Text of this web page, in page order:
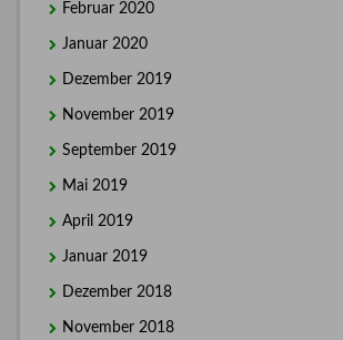
Februar 2020
Januar 2020
Dezember 2019
November 2019
September 2019
Mai 2019
April 2019
Januar 2019
Dezember 2018
November 2018